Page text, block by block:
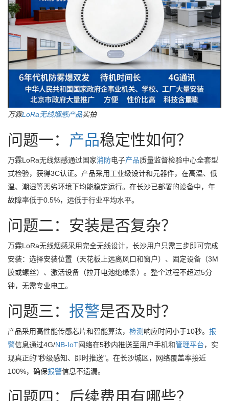
万霖LoRa无线烟感产品实拍
问题一： 产品稳定性如何？
万霖LoRa无线烟感通过国家消防电子产品质量监督检验中心全套型
式检验，获得3C认证。产品采用工业级设计和元器件，在高温、低
温、潮湿等恶劣环境下均能稳定运行。在长沙已部署的设备中，年
故障率低于0.5%，远低于行业平均水平。
问题二：安装是否复杂？
万霖LoRa无线烟感采用完全无线设计，长沙用户只需三步即可完成
安装：选择安装位置（天花板上远离风口和窗户）、固定设备（3M
胶或螺丝）、激活设备（拉开电池绝缘条）。整个过程不超过5分
钟，无需专业电工。
问题三： 报警是否及时？
产品采用高性能传感芯片和智能算法， 检测 响应时间小于10秒。 报
警信息通过4G/NB-IoT网络在5秒内推送至用户手机和管理平台，实
现真正的"秒级感知、即时推送"。在长沙城区，网络覆盖率接近
100%，确保报警信息不遗漏。
问题四：后续费用有哪些？